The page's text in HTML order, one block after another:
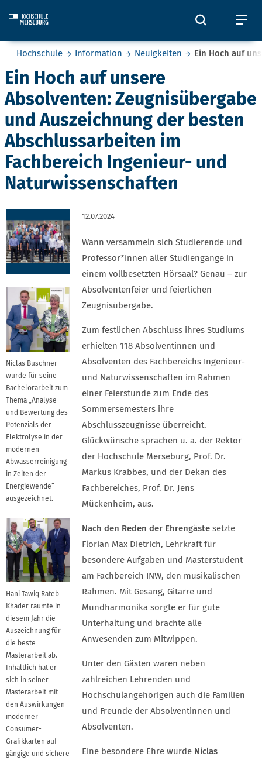
Öffnet
Sie befinden sich hier:
Hochschule Information Neuigkeiten Ein Hoch auf
Ein Hoch auf unsere
Absolventen: Zeugnisübergabe
und Auszeichnung der besten
Abschlussarbeiten im
Fachbereich Ingenieur- und
Naturwissenschaften
Niclas Buschner
wurde für seine
Bachelorarbeit zum
Thema „Analyse
und Bewertung des
Potenzials der
Elektrolyse in der
modernen
Abwasserreinigung
in Zeiten der
Energiewende“
ausgezeichnet.
Hani Tawiq Rateb
Khader räumte in
diesem Jahr die
Auszeichnung für
die beste
Masterarbeit ab.
Inhaltlich hat er
sich in seiner
Masterarbeit mit
den Auswirkungen
moderner
Consumer-
Grafikkarten auf
gängige und sichere
12.07.2024
Wann versammeln sich Studierende und
Professor*innen aller Studiengänge in
einem vollbesetzten Hörsaal? Genau – zur
Absolventenfeier und feierlichen
Zeugnisübergabe.
Zum festlichen Abschluss ihres Studiums
erhielten 118 Absolventinnen und
Absolventen des Fachbereichs Ingenieur-
und Naturwissenschaften im Rahmen
einer Feierstunde zum Ende des
Sommersemesters ihre
Abschlusszeugnisse überreicht.
Glückwünsche sprachen u. a. der Rektor
der Hochschule Merseburg, Prof. Dr.
Markus Krabbes, und der Dekan des
Fachbereiches, Prof. Dr. Jens
Mückenheim, aus.
Nach den Reden der Ehrengäste setzte
Florian Max Dietrich, Lehrkraft für
besondere Aufgaben und Masterstudent
am Fachbereich INW, den musikalischen
Rahmen. Mit Gesang, Gitarre und
Mundharmonika sorgte er für gute
Unterhaltung und brachte alle
Anwesenden zum Mitwippen.
Unter den Gästen waren neben
zahlreichen Lehrenden und
Hochschulangehörigen auch die Familien
und Freunde der Absolventinnen und
Absolventen.
Eine besondere Ehre wurde Niclas